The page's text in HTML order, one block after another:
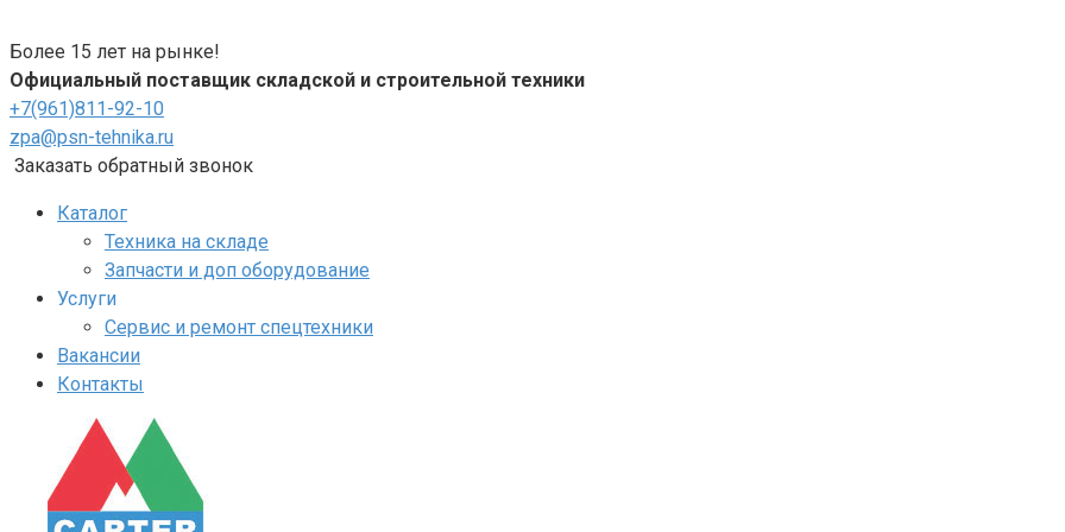
к
контенту
Более 15 лет на рынке!
Официальный поставщик складской и строительной техники
+7(961)811-92-10
zpa@psn-tehnika.ru
Заказать обратный звонок
Каталог
Техника на складе
Запчасти и доп оборудование
Услуги
Сервис и ремонт спецтехники
Вакансии
Контакты